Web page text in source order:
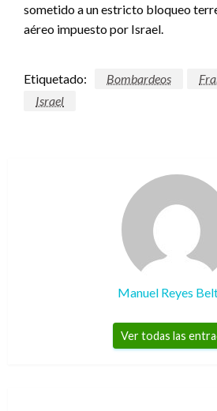
sometido a un estricto bloqueo
aéreo impuesto por Israel.
Etiquetado: Bombardeos
Israel
Manuel Reyes
Ver todas las